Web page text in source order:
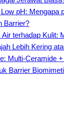
pH: Mengapa
Barrier?
terhadap Kulit:
Lebih Kering
Multi-Ceramide
Barrier